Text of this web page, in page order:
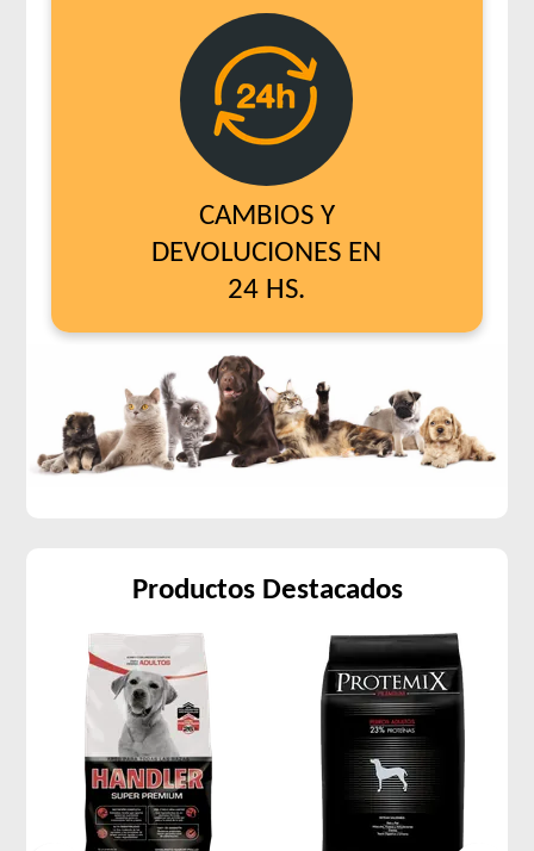
CAMBIOS Y
DEVOLUCIONES EN
24 HS.
Productos Destacados